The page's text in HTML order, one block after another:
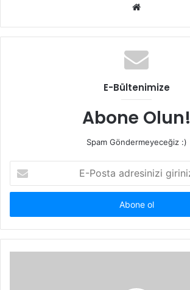
Web
E-Bültenimize
Abone Olun!
Spam Göndermeyeceğiz :)
Posta
adresinizi